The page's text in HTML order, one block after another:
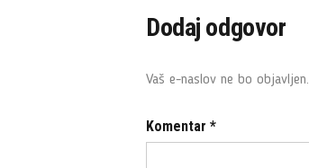
b
k
t
Dodaj odgovor
Vaš e-naslov ne bo objavljen.
Komentar *